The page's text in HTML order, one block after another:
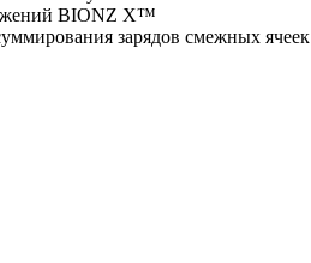
BIONZ X™
зарядов смежных ячеек